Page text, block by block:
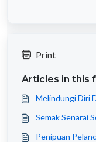
Print
Articles in this
Melindungi Diri
Semak Senarai
Penipuan